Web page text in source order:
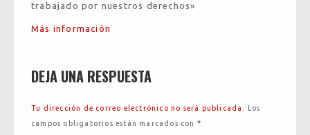
trabajado por nuestros derechos»
Más información
DEJA UNA RESPUESTA
Tu dirección de correo electrónico no será publicada.
Los
campos obligatorios están marcados con *